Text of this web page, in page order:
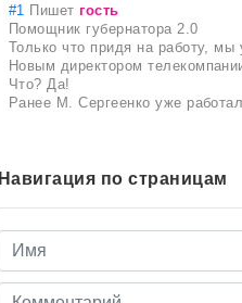
#1 Пишет гость
Помощник губернатора 2.0
Только что придя на работу, мы
Новым директором
Что? Да!
Ранее М. Сергеенко уже
Навигация по страницам